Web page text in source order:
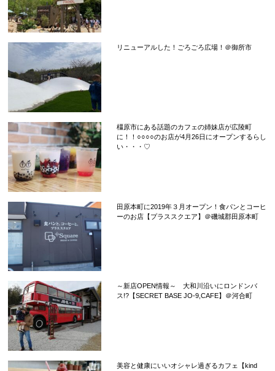
リニューアルした！ごろごろ広場！＠御所市
橿原市にある話題のカフェの姉妹店が広陵町
に！！○○○○のお店が4月26日にオープンするらし
い・・・♡
田原本町に2019年３月オープン！食パンとコーヒ
ーのお店【プラススクエア】＠磯城郡田原本町
～新店OPEN情報～ 大和川沿いにロンドンバ
ス!?【SECRET BASE JO-9,CAFE】＠河合町
美容と健康にいいオシャレ過ぎるカフェ【kind